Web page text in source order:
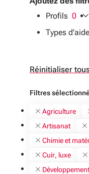
Profils 0
filtres
Types
Réinitialiser
Filtres
Agriculture
Artisanat
Chimie et
Cuir, luxe